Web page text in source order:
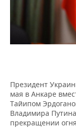
НЕФТЕХИМИЯ
НЕФТЬ
РОЗНИЧНАЯ
ТРАНСПОРТ
НОВОСТИ
IT
МЕРОПРИЯТИЯ
НОВОСТИ
БИЗНЕС-
ONLINE-
СПОРТ
ФУТБОЛ
ХОККЕЙ
НОВОСТИ
ВЛАСТЬ
ФОТОГАЛЕРЕЯ
СЮЖЕТЫ
Президент
мая в Анкаре
Тайипом
Владимира
прекращении